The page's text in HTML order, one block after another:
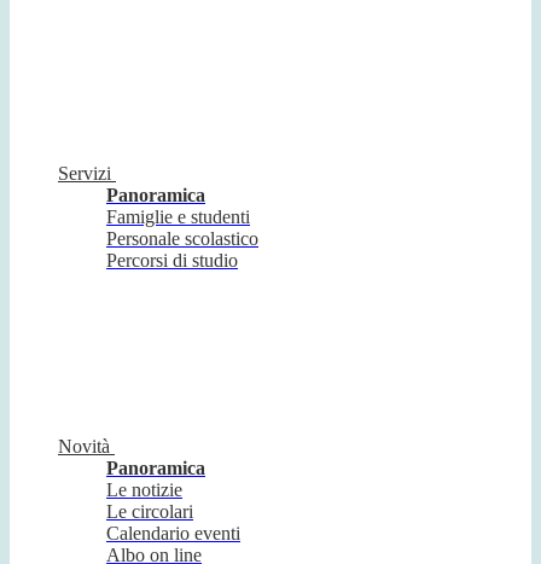
Servizi
Panoramica
Famiglie e studenti
Personale scolastico
Percorsi di studio
Novità
Panoramica
Le notizie
Le circolari
Calendario eventi
Albo on line